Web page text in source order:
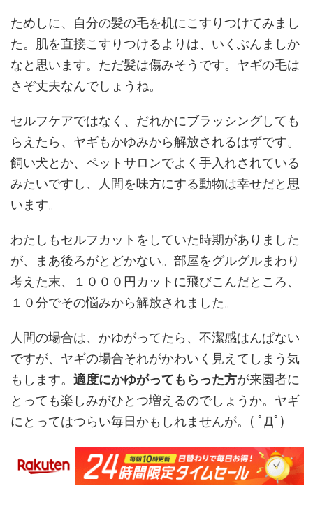
ためしに、自分の髪の毛を机にこすりつけてみまし
た。肌を直接こすりつけるよりは、いくぶんましか
なと思います。ただ髪は傷みそうです。ヤギの毛は
さぞ丈夫なんでしょうね。
セルフケアではなく、だれかにブラッシングしても
らえたら、ヤギもかゆみから解放されるはずです。
飼い犬とか、ペットサロンでよく手入れされている
みたいですし、人間を味方にする動物は幸せだと思
います。
わたしもセルフカットをしていた時期がありました
が、まあ後ろがとどかない。部屋をグルグルまわり
考えた末、１０００円カットに飛びこんだところ、
１０分でその悩みから解放されました。
人間の場合は、かゆがってたら、不潔感はんぱない
ですが、ヤギの場合それがかわいく見えてしまう気
もします。 適度にかゆがってもらった方が来園者に
とっても楽しみがひとつ増えるのでしょうか。ヤギ
にとってはつらい毎日かもしれませんが。( ﾟДﾟ)